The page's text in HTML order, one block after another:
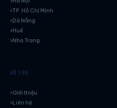
TP. Hồ Chí Minh
Dà Nẵng
Huế
Nha Trang
HỖ TRỢ
Giới thiệu
Liên hệ